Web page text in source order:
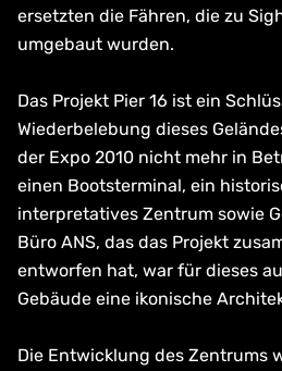
ersetzten die Fähren, die zu
umgebaut wurden.
Das Projekt Pier 16 ist ein
Wiederbelebung dieses
der Expo 2010 nicht mehr in
einen Bootsterminal, ein
interpretatives Zentrum sowie
Büro ANS, das das Projekt
entworfen hat, war für dieses
Gebäude eine ikonische
Die Entwicklung des Zentrums